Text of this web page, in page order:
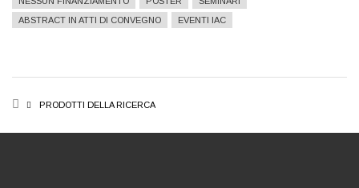
ABSTRACT IN ATTI DI CONVEGNO
EVENTI IAC
BREADCRUMB
PRODOTTI DELLA RICERCA